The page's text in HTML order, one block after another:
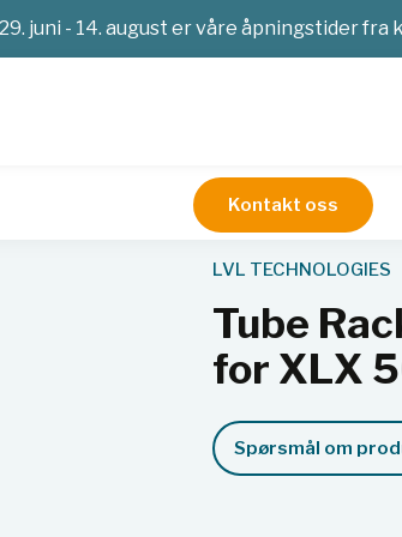
29. juni - 14. august er våre åpningstider fra
Kontakt oss
Tube Rack next GEN Automation
LVL TECHNOLOGIES
Tube
for XLX
Spørsmål om